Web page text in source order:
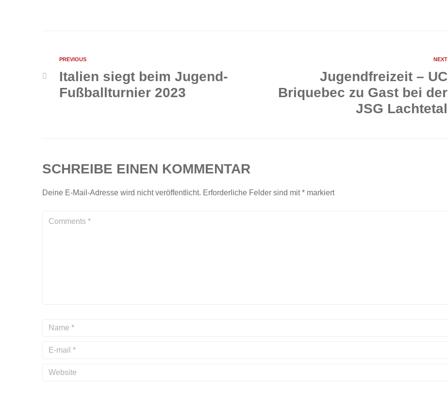
PREVIOUS
Italien siegt beim Jugend-
Fußballturnier 2023
NEXT
Jugendfreizeit – UC
Briquebec zu Gast bei der
JSG Lachtetal
SCHREIBE EINEN KOMMENTAR
Deine E-Mail-Adresse wird nicht veröffentlicht. Erforderliche Felder sind mit* markiert